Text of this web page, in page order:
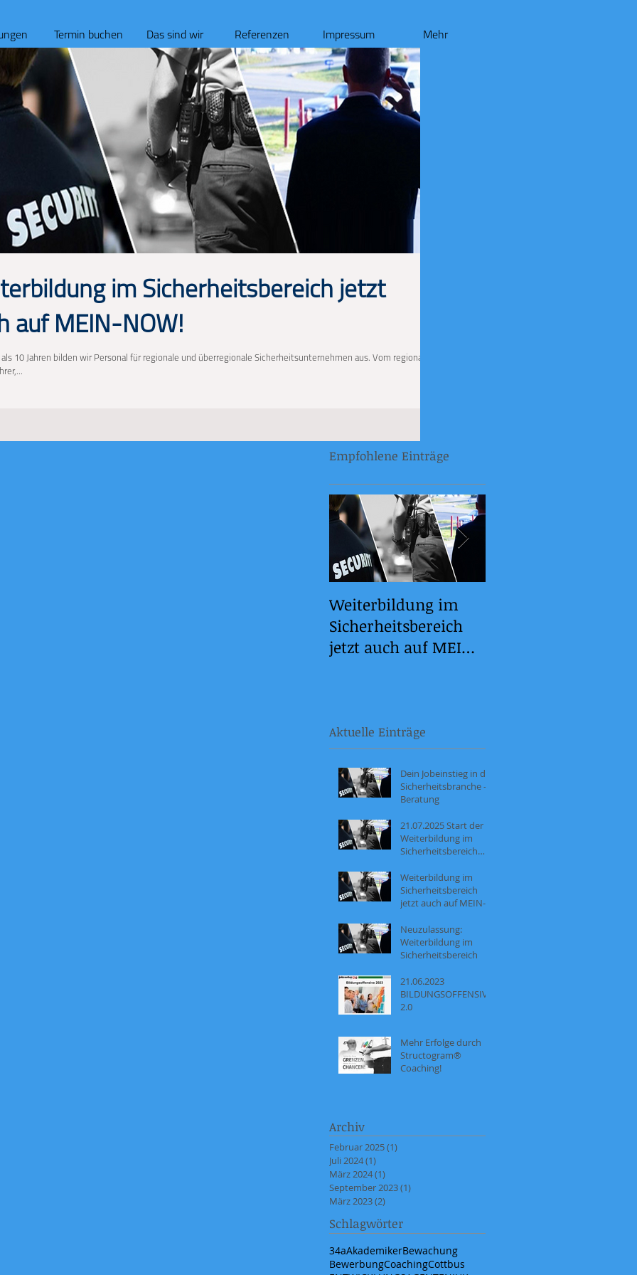
Termin buchen Das sind wir Referenzen Impressum Mehr
im Sicherheitsbereich jetzt
auf MEIN-NOW!
10 Jahren bilden wir Personal für regionale und überregionale Sicherheitsunternehmen aus. Vom regionalen
Empfohlene Einträge
Weiterbildung im
Sicherheitsbereich
jetzt auch auf MEIN-
Aktuelle Einträge
Dein Jobeinstieg in der
Sicherheitsbranche -
Beratung
21.07.2025 Start der
Weiterbildung im
Sicherheitsbereich
Weiterbildung im
Sicherheitsbereich
jetzt auch auf MEIN-
Neuzulassung:
Weiterbildung im
Sicherheitsbereich
21.06.2023
BILDUNGSOFFENSIVE
2.0
Mehr Erfolge durch
Structogram®
Coaching!
Archiv
Februar 2025(1)
Juli 2024(1)
März 2024(1)
September 2023(1)
März 2023(2)
Schlagwörter
34aAkademikerBewachung
BewerbungCoachingCottbus